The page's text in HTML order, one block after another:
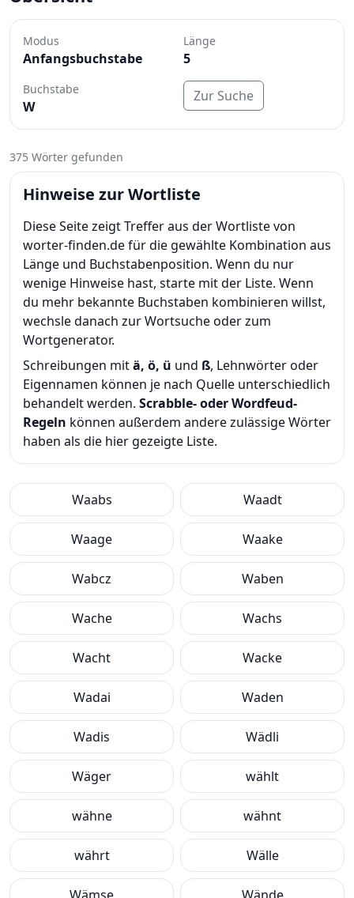
Modus
Anfangsbuchstabe
Länge
5
Buchstabe
W
Zur Suche
375 Wörter gefunden
Hinweise zur Wortliste
Diese Seite zeigt Treffer aus der Wortliste von
worter-finden.de für die gewählte Kombination aus
Länge und Buchstabenposition. Wenn du nur
wenige Hinweise hast, starte mit der Liste. Wenn
du mehr bekannte Buchstaben kombinieren willst,
wechsle danach zur Wortsuche oder zum
Wortgenerator.
Schreibungen mitä, ö, ü und ß, Lehnwörter oder
Eigennamen können je nach Quelle unterschiedlich
behandelt werden. Scrabble- oder Wordfeud-
Regeln können außerdem andere zulässige Wörter
haben als die hier gezeigte Liste.
Waabs Waadt
Waage Waake
Wabcz Waben
Wache Wachs
Wacht Wacke
Wadai Waden
Wadis Wädli
Wäger wählt
wähne wähnt
währt Wälle